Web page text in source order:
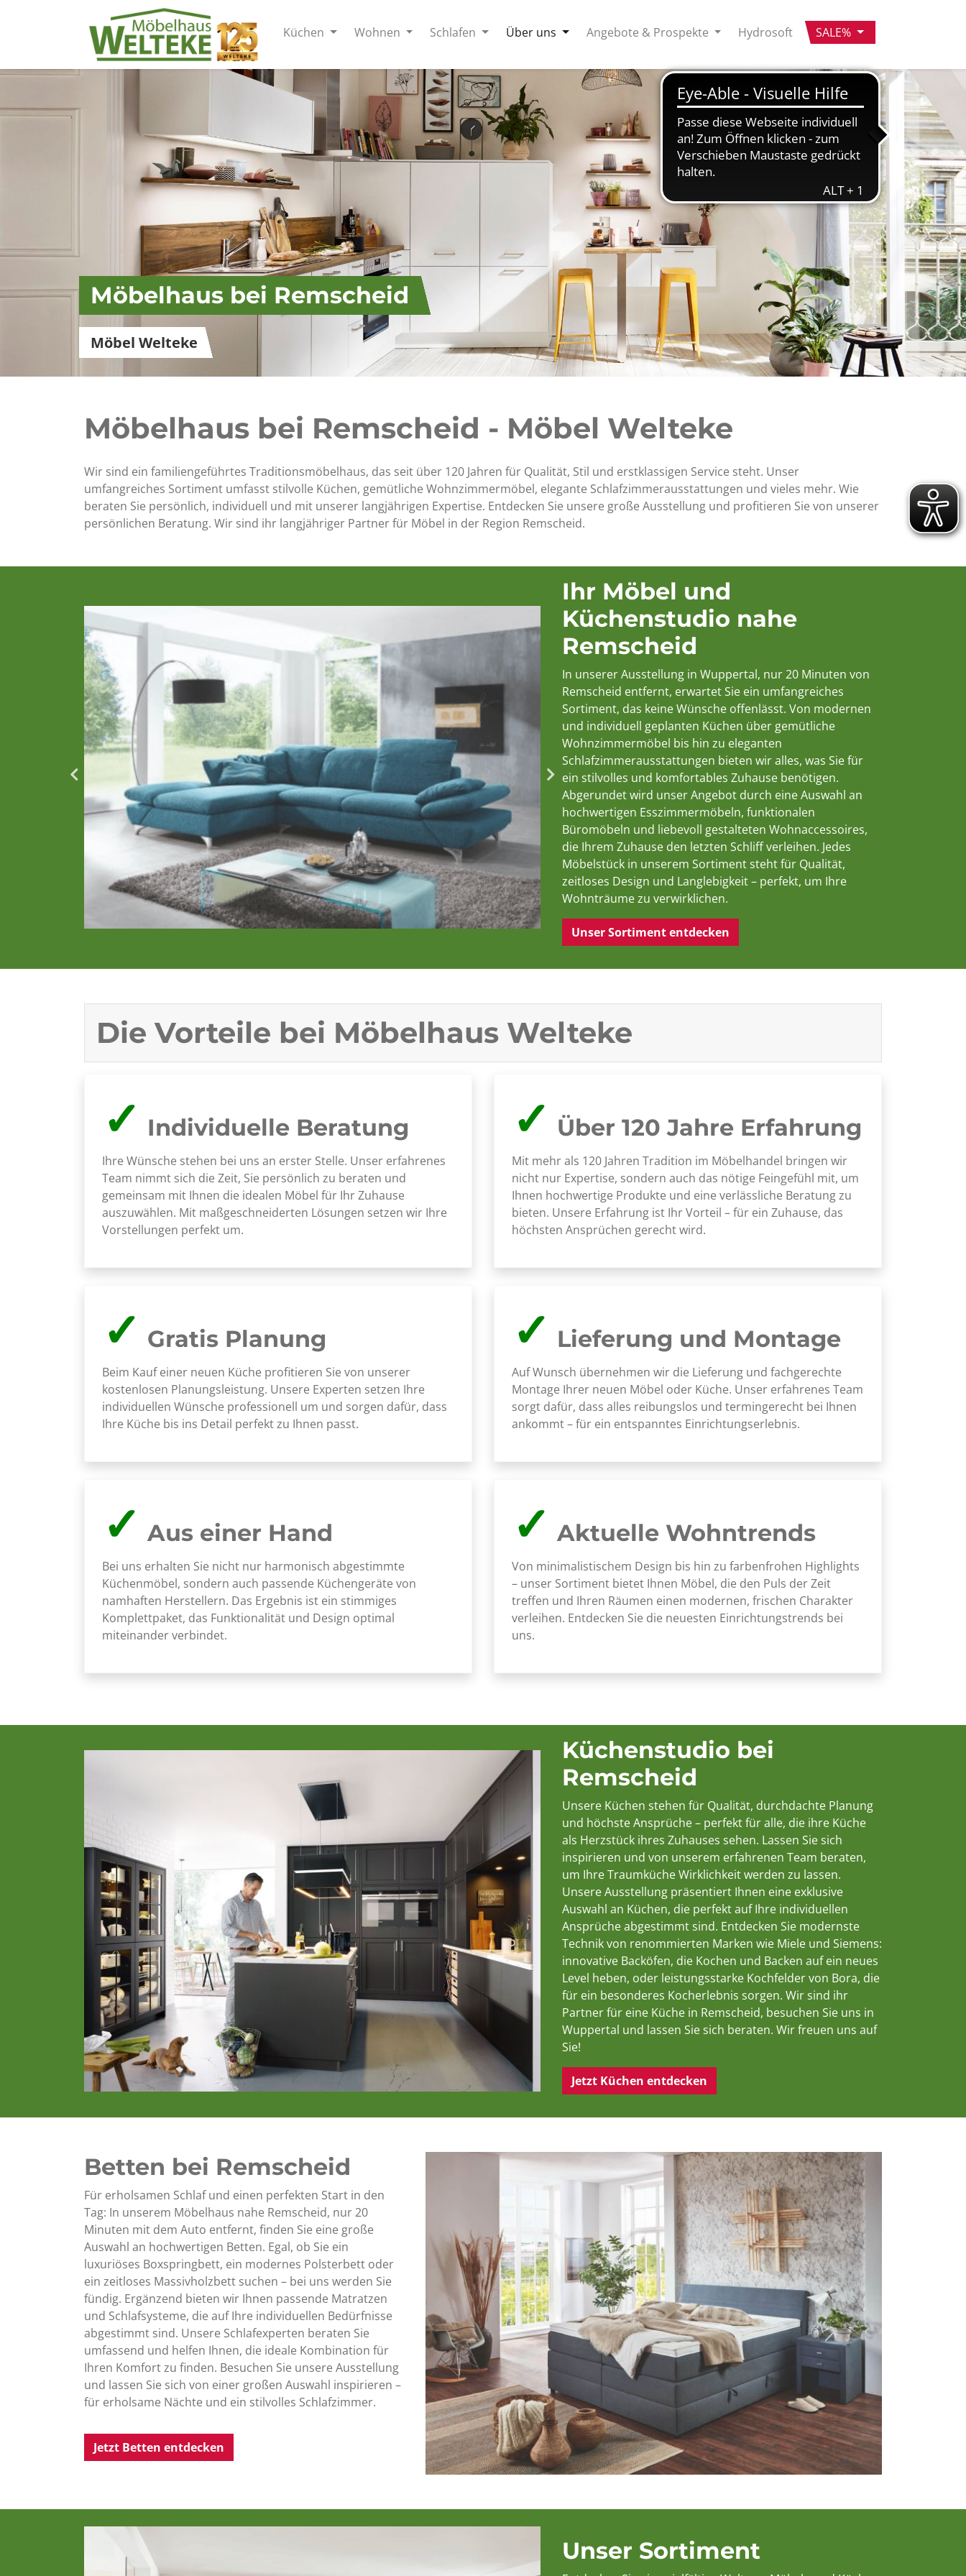
Küchen Wohnen Schlafen Über uns Angebote & Prospekte Hydrosoft SALE%
Möbelhaus bei Remscheid
Möbel Welteke
Möbelhaus bei Remscheid - Möbel Welteke
Wir sind ein familiengeführtes Traditionsmöbelhaus, das seit über 120 Jahren für Qualität, Stil und erstklassigen Service steht. Unser
umfangreiches Sortiment umfasst stilvolle Küchen, gemütliche Wohnzimmermöbel, elegante Schlafzimmerausstattungen und vieles mehr. Wie
beraten Sie persönlich, individuell und mit unserer langjährigen Expertise. Entdecken Sie unsere große Ausstellung und profitieren Sie von unserer
persönlichen Beratung. Wir sind ihr langjähriger Partner für Möbel in der Region Remscheid.
Ihr Möbel und
Küchenstudio nahe
Remscheid
In unserer Ausstellung in Wuppertal, nur 20 Minuten von
Remscheid entfernt, erwartet Sie ein umfangreiches
Sortiment, das keine Wünsche offenlässt. Von modernen
und individuell geplanten Küchen über gemütliche
Wohnzimmermöbel bis hin zu eleganten
Schlafzimmerausstattungen bieten wir alles, was Sie für
ein stilvolles und komfortables Zuhause benötigen.
Abgerundet wird unser Angebot durch eine Auswahl an
hochwertigen Esszimmermöbeln, funktionalen
Büromöbeln und liebevoll gestalteten Wohnaccessoires,
die Ihrem Zuhause den letzten Schliff verleihen. Jedes
Möbelstück in unserem Sortiment steht für Qualität,
zeitloses Design und Langlebigkeit – perfekt, um Ihre
Wohnträume zu verwirklichen.
Unser Sortiment entdecken
Die Vorteile bei Möbelhaus Welteke
✓ Individuelle Beratung
Ihre Wünsche stehen bei uns an erster Stelle. Unser erfahrenes
Team nimmt sich die Zeit, Sie persönlich zu beraten und
gemeinsam mit Ihnen die idealen Möbel für Ihr Zuhause
auszuwählen. Mit maßgeschneiderten Lösungen setzen wir Ihre
Vorstellungen perfekt um.
✓ Über 120 Jahre Erfahrung
Mit mehr als 120 Jahren Tradition im Möbelhandel bringen wir
nicht nur Expertise, sondern auch das nötige Feingefühl mit, um
Ihnen hochwertige Produkte und eine verlässliche Beratung zu
bieten. Unsere Erfahrung ist Ihr Vorteil – für ein Zuhause, das
höchsten Ansprüchen gerecht wird.
✓ Gratis Planung
Beim Kauf einer neuen Küche profitieren Sie von unserer
kostenlosen Planungsleistung. Unsere Experten setzen Ihre
individuellen Wünsche professionell um und sorgen dafür, dass
Ihre Küche bis ins Detail perfekt zu Ihnen passt.
✓ Lieferung und Montage
Auf Wunsch übernehmen wir die Lieferung und fachgerechte
Montage Ihrer neuen Möbel oder Küche. Unser erfahrenes Team
sorgt dafür, dass alles reibungslos und termingerecht bei Ihnen
ankommt – für ein entspanntes Einrichtungserlebnis.
✓ Aus einer Hand
Bei uns erhalten Sie nicht nur harmonisch abgestimmte
Küchenmöbel, sondern auch passende Küchengeräte von
namhaften Herstellern. Das Ergebnis ist ein stimmiges
Komplettpaket, das Funktionalität und Design optimal
miteinander verbindet.
✓ Aktuelle Wohntrends
Von minimalistischem Design bis hin zu farbenfrohen Highlights
– unser Sortiment bietet Ihnen Möbel, die den Puls der Zeit
treffen und Ihren Räumen einen modernen, frischen Charakter
verleihen. Entdecken Sie die neuesten Einrichtungstrends bei
uns.
Küchenstudio bei
Remscheid
Unsere Küchen stehen für Qualität, durchdachte Planung
und höchste Ansprüche – perfekt für alle, die ihre Küche
als Herzstück ihres Zuhauses sehen. Lassen Sie sich
inspirieren und von unserem erfahrenen Team beraten,
um Ihre Traumküche Wirklichkeit werden zu lassen.
Unsere Ausstellung präsentiert Ihnen eine exklusive
Auswahl an Küchen, die perfekt auf Ihre individuellen
Ansprüche abgestimmt sind. Entdecken Sie modernste
Technik von renommierten Marken wie Miele und Siemens:
innovative Backöfen, die Kochen und Backen auf ein neues
Level heben, oder leistungsstarke Kochfelder von Bora, die
für ein besonderes Kocherlebnis sorgen. Wir sind ihr
Partner für eine Küche in Remscheid, besuchen Sie uns in
Wuppertal und lassen Sie sich beraten. Wir freuen uns auf
Sie!
Jetzt Küchen entdecken
Betten bei Remscheid
Für erholsamen Schlaf und einen perfekten Start in den
Tag: In unserem Möbelhaus nahe Remscheid, nur 20
Minuten mit dem Auto entfernt, finden Sie eine große
Auswahl an hochwertigen Betten. Egal, ob Sie ein
luxuriöses Boxspringbett, ein modernes Polsterbett oder
ein zeitloses Massivholzbett suchen – bei uns werden Sie
fündig. Ergänzend bieten wir Ihnen passende Matratzen
und Schlafsysteme, die auf Ihre individuellen Bedürfnisse
abgestimmt sind. Unsere Schlafexperten beraten Sie
umfassend und helfen Ihnen, die ideale Kombination für
Ihren Komfort zu finden. Besuchen Sie unsere Ausstellung
und lassen Sie sich von einer großen Auswahl inspirieren –
für erholsame Nächte und ein stilvolles Schlafzimmer.
Jetzt Betten entdecken
Unser Sortiment